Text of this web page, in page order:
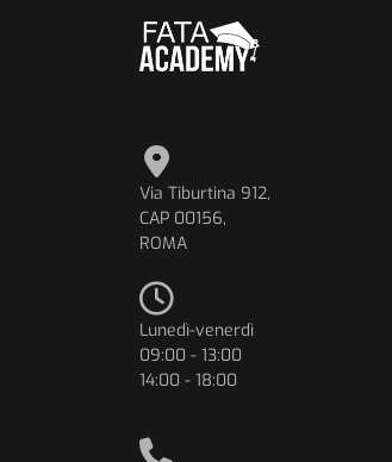
Via Tiburtina 912,
CAP 00156,
ROMA
Lunedì-venerdì
09:00 - 13:00
14:00 - 18:00